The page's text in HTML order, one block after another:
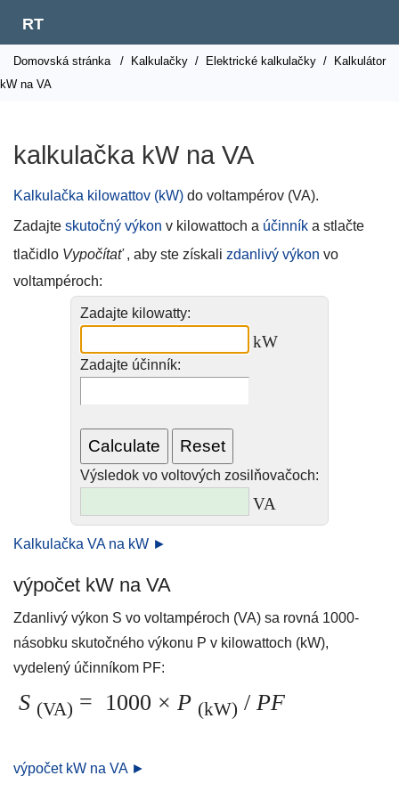
RT
Domovská stránka / Kalkulačky / Elektrické kalkulačky /
Kalkulátor
kW na VA
kalkulačka kW na VA
Kalkulačka kilowattov (kW) do voltampérov (VA).
Zadajte skutočný výkon v kilowattoch a účinník a stlačte
tlačidlo Vypočítať, aby ste získali zdanlivý výkon vo
voltampéroch:
Zadajte kilowatty:
kW
Zadajte účinník:
Výsledok vo voltových zosilňovačoch:
VA
Kalkulačka VA na kW ►
výpočet kW na VA
Zdanlivý výkon S vo voltampéroch (VA) sa rovná 1000-
násobku skutočného výkonu P v kilowattoch (kW),
vydelený účinníkom PF:
S (VA) = 1000 × P (kW) / PF
výpočet kW na VA ►